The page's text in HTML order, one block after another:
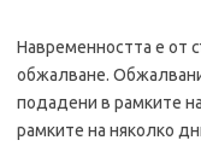
Навременността е от
обжалване.
подадени в рамките
рамките на няколко